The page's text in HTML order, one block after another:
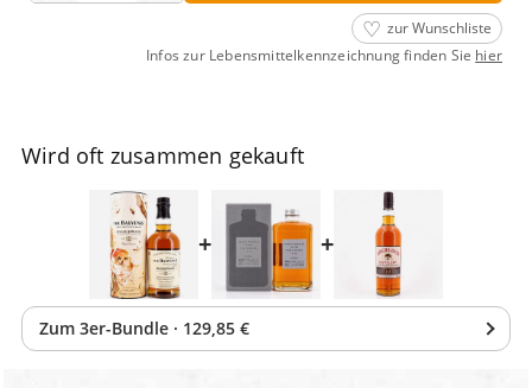
zur Wunschliste
Infos zur Lebensmittelkennzeichnung finden Sie hier
Wird oft zusammen gekauft
+ +
Zum 3er-Bundle · 129,85 €